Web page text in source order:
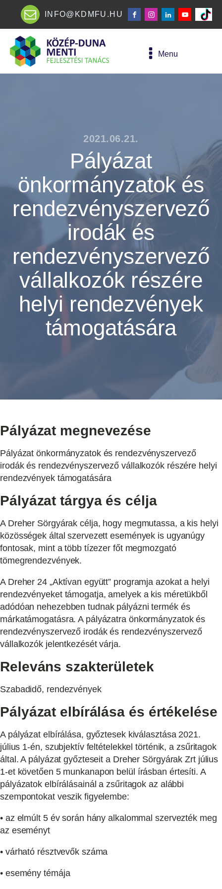
INFO@KDMFU.HU
Menu
2021.06.21.
Pályázat
önkormányzatok és
rendezvényszervező
irodák és
rendezvényszervező
vállalkozók részére
helyi rendezvények
támogatására
Pályázat megnevezése
Pályázat önkormányzatok és rendezvényszervező
irodák és rendezvényszervező vállalkozók részére helyi
rendezvények támogatására
Pályázat tárgya és célja
A Dreher Sörgyárak célja, hogy megmutassa, a kis helyi
közösségek által szervezett események is ugyanúgy
fontosak, mint a több tízezer főt megmozgató
tömegrendezvények.
A Dreher 24 „Aktívan együtt” programja azokat a helyi
rendezvényeket támogatja, amelyek a kis méretükből
adódóan nehezebben tudnak pályázni termék és
márkatámogatásra. A pályázatra önkormányzatok és
rendezvényszervező irodák és rendezvényszervező
vállalkozók jelentkezését várja.
Releváns szakterületek
Szabadidő, rendezvények
Pályázat elbírálása és értékelése
A pályázat elbírálása, győztesek kiválasztása 2021.
július 1-én, szubjektív feltételekkel történik, a zsűritagok
által. A pályázat győzteseit a Dreher Sörgyárak Zrt július
1-et követően 5 munkanapon belül írásban értesíti. A
pályázatok elbírálásainál a zsűritagok az alábbi
szempontokat veszik figyelembe:
• az elmúlt 5 év során hány alkalommal szervezték meg
az eseményt
• várható résztvevők száma
• esemény témája